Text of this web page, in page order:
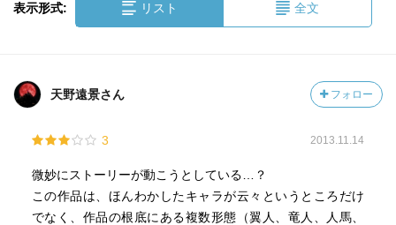
表示形式: リスト 全文
天野遠景さん フォロー
3 2013.11.14
微妙にストーリーが動こうとしている…？
この作品は、ほんわかしたキャラが云々というところだけ
でなく、作品の根底にある複数形態（翼人、竜人、人馬、